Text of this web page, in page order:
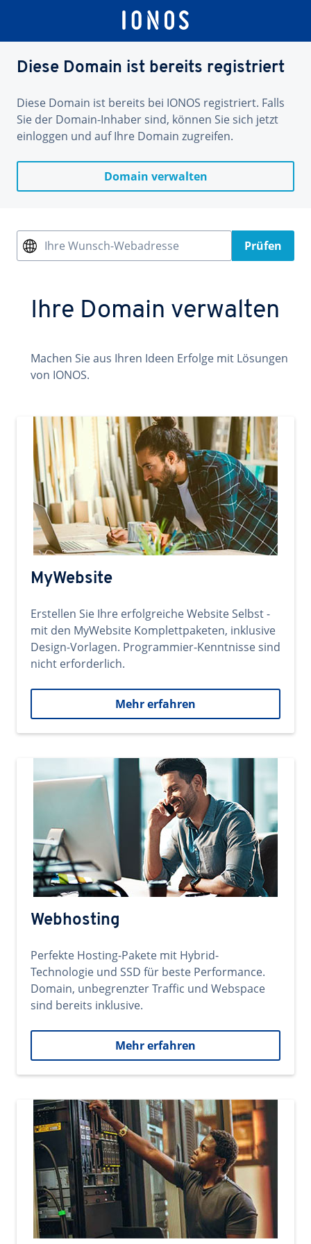
Diese Domain ist bereits registriert
Diese Domain ist bereits bei IONOS registriert. Falls
Sie der Domain-Inhaber sind, können Sie sich jetzt
einloggen und auf Ihre Domain zugreifen.
Domain verwalten
Ihre Wunsch-Webadresse Prüfen
Ihre Domain verwalten
Machen Sie aus Ihren Ideen Erfolge mit Lösungen
von IONOS.
MyWebsite
Erstellen Sie Ihre erfolgreiche Website Selbst -
mit den MyWebsite Komplettpaketen, inklusive
Design-Vorlagen. Programmier-Kenntnisse sind
nicht erforderlich.
Mehr erfahren
Webhosting
Perfekte Hosting-Pakete mit Hybrid-
Technologie und SSD für beste Performance.
Domain, unbegrenzter Traffic und Webspace
sind bereits inklusive.
Mehr erfahren